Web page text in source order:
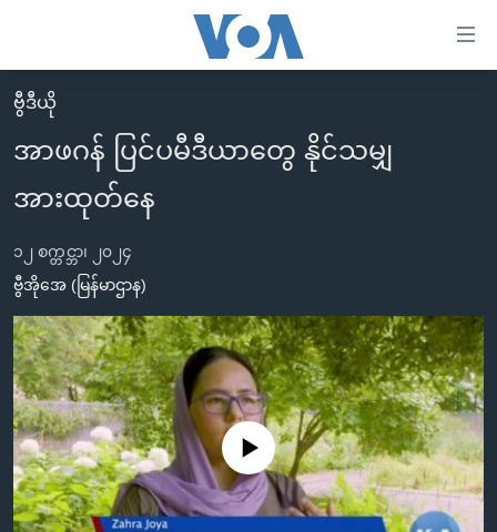
လွယ်ကူ
စေ
များ
ပင်မ
အကြောင်းအရာ
သို့
ကျော်
ကြည့်
ရန်
ပင်မ
အ
မူလစာမျက်နှာ
မြန်မာ
ကမ္ဘာ့သတင်းများ
အမေရိကန်
တရုတ်
အစ္စရေး-ပါလက်စတိုင်း
သတင်းလွတ်လပ်ခွင့်
ရပ်ဝန်းတခု လမ်းတခု အလွန်
အင်္ဂလိပ်စာလေ့လာမယ်
အမေရိကန်သုံးအီဒီယံ
မကြေးမုံရဲ့ အင်္ဂလိပ်စာ
ရုပ်ရှင်ထဲက အင်္ဂလိပ်စာ
သုတပဒေသာ အင်္ဂလိပ်စာ
အပတ်စဉ်ကဏ္ဍများ
ရေဒီယို
တီဗွီ
ရေဒီယိုနှင့်ရုပ်သံ အချက်အလက်များ
ရေဒီယို/တီဗွီအစီအစဉ်
ဗွီဒီယို
အာဖဂန် ပြင်ပမီဒီယာတွေ နိုင်သမျှ
အားထုတ်နေ
၁၂ စက္တင္ဘာ၊ ၂၀၂၄
ဗွီအိုအေ (မြန်မာဌာန)
No media source currently available